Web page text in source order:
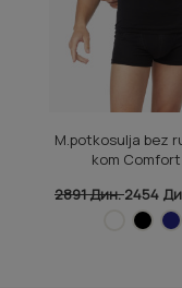
M.potkosulja bez
kom
2891 Дин.2454